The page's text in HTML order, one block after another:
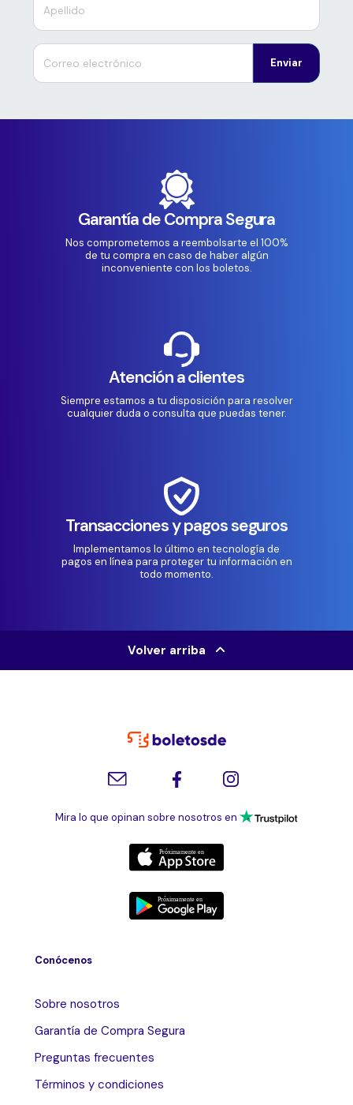
Enviar
Garantía de Compra Segura
Nos comprometemos a reembolsarte el 100%
de tu compra en caso de haber algún
inconveniente con los boletos.
Atención a clientes
Siempre estamos a tu disposición para resolver
cualquier duda o consulta que puedas tener.
Transacciones y pagos seguros
Implementamos lo último en tecnología de
pagos en línea para proteger tu información en
todo momento.
Volver arriba
Mira lo que opinan sobre nosotros en
Conócenos
Sobre nosotros
Garantía de Compra Segura
Preguntas frecuentes
Términos y condiciones